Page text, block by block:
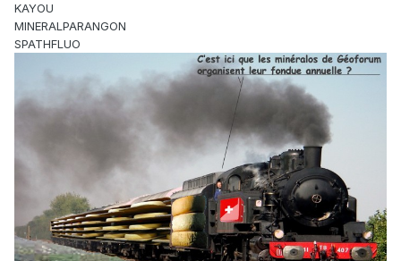
KAYOU
MINERALPARANGON
SPATHFLUO